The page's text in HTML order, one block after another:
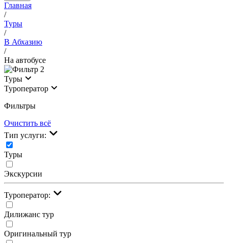
Главная
/
Туры
/
В Абхазию
/
На автобусе
2
Туры
Туроператор
Фильтры
Очистить всё
Тип услуги:
Туры
Экскурсии
Туроператор:
Дилижанс тур
Оригинальный тур